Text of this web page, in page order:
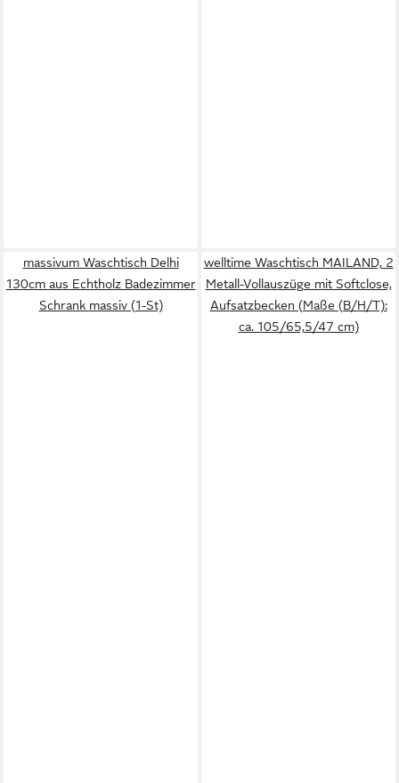
massivum Waschtisch Delhi
130cm aus Echtholz Badezimmer
Schrank massiv (1-St)
welltime Waschtisch MAILAND, 2
Metall-Vollauszüge mit Softclose,
Aufsatzbecken (Maße (B/H/T):
ca. 105/65,5/47 cm)